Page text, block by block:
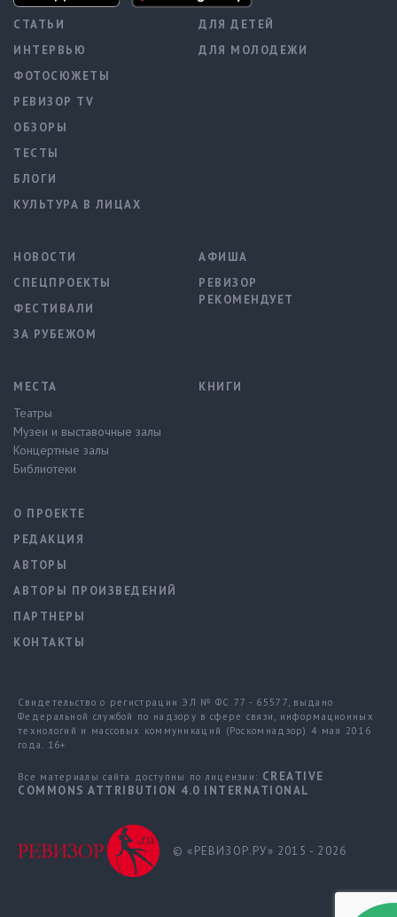
СТАТЬИ
ИНТЕРВЬЮ
ФОТОСЮЖЕТЫ
РЕВИЗОР TV
ОБЗОРЫ
ТЕСТЫ
БЛОГИ
КУЛЬТУРА В ЛИЦАХ
ДЛЯ ДЕТЕЙ
ДЛЯ МОЛОДЕЖИ
НОВОСТИ
СПЕЦПРОЕКТЫ
ФЕСТИВАЛИ
ЗА РУБЕЖОМ
АФИША
РЕВИЗОР
РЕКОМЕНДУЕТ
МЕСТА
Театры
Музеи и выставочные залы
Концертные залы
Библиотеки
КНИГИ
О ПРОЕКТЕ
РЕДАКЦИЯ
АВТОРЫ
АВТОРЫ ПРОИЗВЕДЕНИЙ
ПАРТНЕРЫ
КОНТАКТЫ
Свидетельство о регистрации ЭЛ № ФС 77 - 65577, выдано
Федеральной службой по надзору в сфере связи, информационных
технологий и массовых коммуникаций (Роскомнадзор) 4 мая 2016
года. 16+
Все материалы сайта доступны по лицензии: CREATIVE
COMMONS ATTRIBUTION 4.0 INTERNATIONAL
© «РЕВИЗОР.РУ» 2015 - 2026